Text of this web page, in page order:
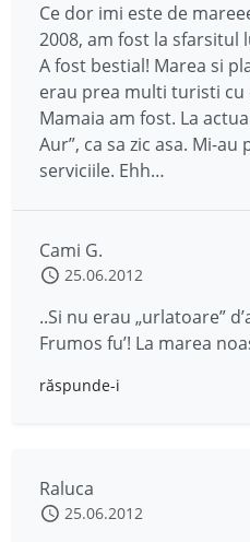
Ce dor imi este de
2008, am fost la sfarsitul
A fost bestial! Marea si
erau prea multi turisti cu
Mamaia am fost. La
Aur”, ca sa zic asa. Mi-
serviciile. Ehh…
Cami G.
25.06.2012
..Si nu erau „urlatoare”
Frumos fu’! La marea
răspunde-i
Raluca
25.06.2012